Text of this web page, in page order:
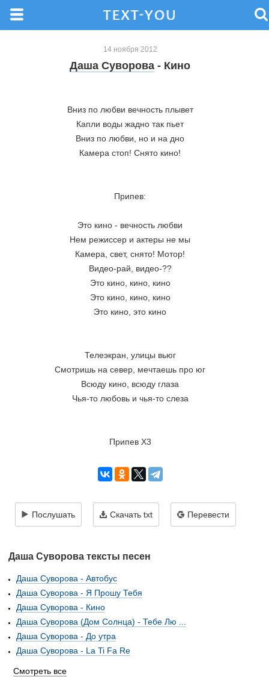
14 ноября 2012
Даша Суворова - Кино
Вниз по любви вечность плывет
Капли воды жадно так пьет
Вниз по любви, но и на дно
Камера стоп! Снято кино!
Припев:
Это кино - вечность любви
Нем режиссер и актеры не мы
Камера, свет, снято! Мотор!
Видео-рай, видео-??
Это кино, кино, кино
Это кино, кино, кино
Это кино, это кино
Телеэкран, улицы вьюг
Смотришь на север, мечтаешь про юг
Всюду кино, всюду глаза
Чья-то любовь и чья-то слеза
Припев Х3
Послушать Скачать txt Перевести
Даша Суворова тексты песен
Даша Суворова - Автобус
Даша Суворова - Я Прошу Тебя
Даша Суворова - Кино
Даша Суворова (Дом Солнца) - Тебе Лю ...
Даша Суворова - До утра
Даша Суворова - La Ti Fa Re
Смотреть все